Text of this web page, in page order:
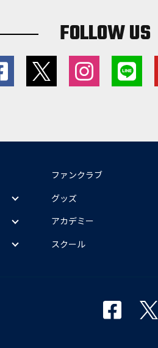
FOLLOW US
ファンクラブ
グッズ
アカデミー
スクール